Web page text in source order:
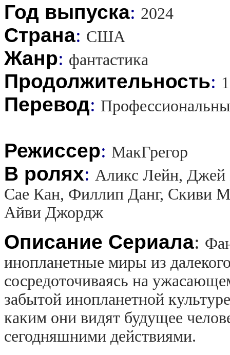
Год выпуска: 2024
Страна: США
Жанр: фантастика
Продолжительность:
Перевод:
Режиссер: МакГрегор
В ролях: Аликс Лейн, Джей
Сае Кан, Филлип Данг, Скиви
Айви Джордж
Описание Сериала:
инопланетные миры из
сосредоточиваясь на
забытой инопланетной
каким они видят будущее
сегодняшними действиями.